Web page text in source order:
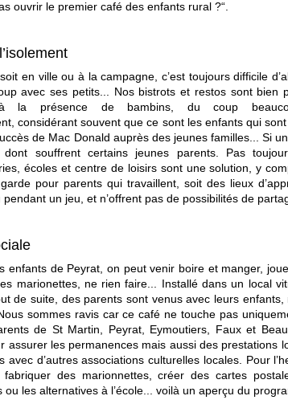
ouvrir le premier café des enfants rural ?“.
en ville ou à la campagne, c’est toujours difficile
avec ses petits... Nos bistrots et restos sont bien
la présence de bambins, du coup
considérant souvent que ce sont les enfants qui
de Mac Donald auprès des jeunes familles... Si
dont souffrent certains jeunes parents. Pas
écoles et centre de loisirs sont une solution, y
pour parents qui travaillent, soit des lieux
pendant un jeu, et n’offrent pas de possibilités de
enfants de Peyrat, on peut venir boire et manger,
marionettes, ne rien faire... Installé dans un local
de suite, des parents sont venus avec leurs
sommes ravis car ce café ne touche pas
de St Martin, Peyrat, Eymoutiers, Faux et
assurer les permanences mais aussi des prestations
avec d’autres associations culturelles locales. Pour
fabriquer des marionnettes, créer des cartes
ou les alternatives à l’école... voilà un aperçu du